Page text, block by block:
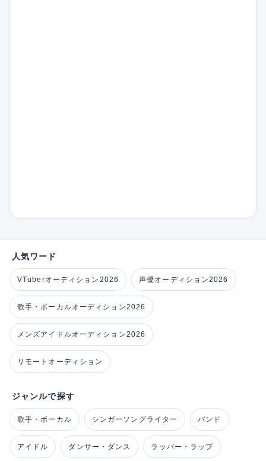
人気ワード
VTuberオーディション2026 声優オーディション2026
歌手・ボーカルオーディション2026
メンズアイドルオーディション2026
リモートオーディション
ジャンルで探す
歌手・ボーカル シンガーソングライター バンド
アイドル ダンサー・ダンス ラッパー・ラップ